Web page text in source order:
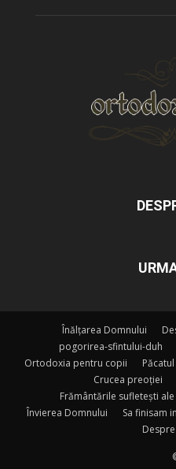
Înălțarea Domnului
pogorirea-sfintului-duh
Ortodoxia pentru copii
Crucea preoției
Frământările sufletești
Învierea Domnului
Sa finisam